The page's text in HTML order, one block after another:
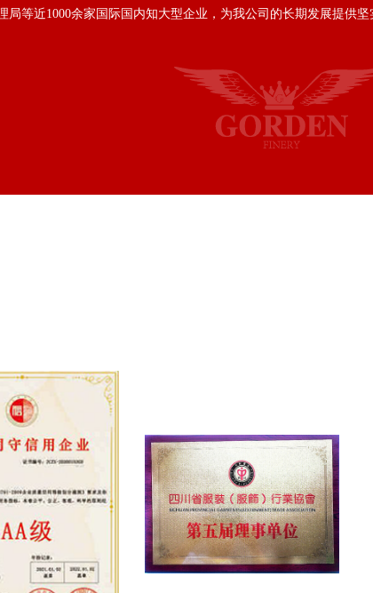
局等近1000余家国际国内知大型企业，为我公司的长期发展提供坚